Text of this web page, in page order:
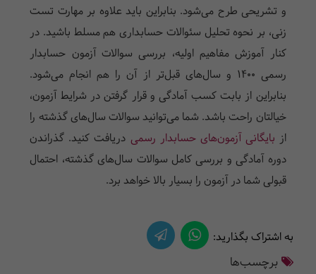
و تشریحی طرح می‌شود. بنابراین باید علاوه بر مهارت تست
زنی، بر نحوه تحلیل سئوالات حسابداری هم مسلط باشید. در
کنار آموزش مفاهیم اولیه، بررسی سوالات آزمون حسابدار
رسمی 1400 و سال‌های قبل‌تر از آن را هم انجام می‌شود.
بنابراین از بابت کسب آمادگی و قرار گرفتن در شرایط آزمون،
خیالتان راحت باشد. شما می‌توانید سوالات سال‌های گذشته را
از بایگانی آزمون‌های حسابدار رسمی دریافت کنید. گذراندن
دوره آمادگی و بررسی کامل سوالات سال‌های گذشته، احتمال
قبولی شما در آزمون را بسیار بالا خواهد برد.
به اشتراک بگذارید:
برچسب‌ها